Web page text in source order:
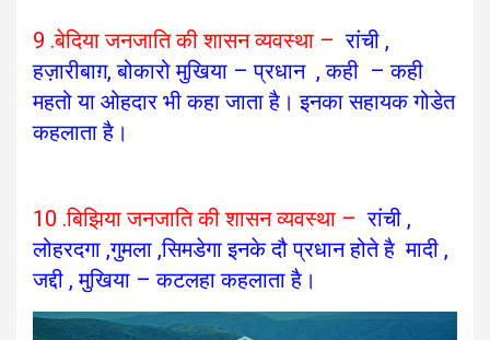
9 .बेदिया जनजाति की शासन व्यवस्था –रांची ,
हज़ारीबाग़, बोकारोमुखिया – प्रधान , कही – कही
महतो या ओहदार भी कहा जाता है। इनका सहायक गोडेत
कहलाता है।
10 .बिझिया जनजाति की शासन व्यवस्था – रांची ,
लोहरदगा ,गुमला ,सिमडेगाइनके दौ प्रधान होते है मादी ,
जद्दी , मुखिया – कटलहा कहलाता है।